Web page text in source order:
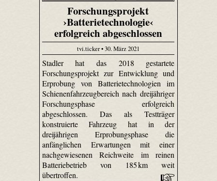
Forschungsprojekt
›Batterietechnologie‹
erfolgreich abgeschlossen
tvi.ticker • 30. März 2021
Stadler hat das 2018 gestartete
Forschungsprojekt zur Entwicklung und
Erprobung von Batterietechnologien im
Schienenfahrzeugbereich nach dreijähriger
Forschungsphase erfolgreich
abgeschlossen. Das als Testträger
konstruierte Fahrzeug hat in der
dreijährigen Erprobungsphase die
anfänglichen Erwartungen mit einer
nachgewiesenen Reichweite im reinen
Batteriebetrieb von 185 km weit
übertroffen.